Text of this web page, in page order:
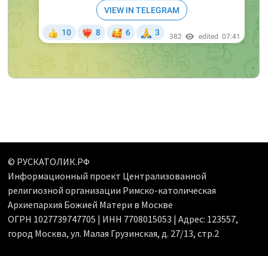
© РУСКАТОЛИК.РФ
Информационный проект Централизованной
религиозной организации Римско-католическая
Архиепархия Божией Матери в Москве
ОГРН 1027739747705 | ИНН 7708015053 | Адрес: 123557,
город Москва, ул. Малая Грузинская, д. 27/13, стр.2